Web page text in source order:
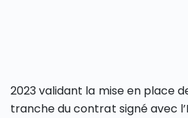
2023 validant la mise en place
tranche du contrat signé avec